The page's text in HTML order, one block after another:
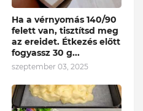
Ha a vérnyomás 140/90
felett van, tisztítsd meg
az ereidet. Étkezés előtt
fogyassz 30 g...
szeptember 03, 2025